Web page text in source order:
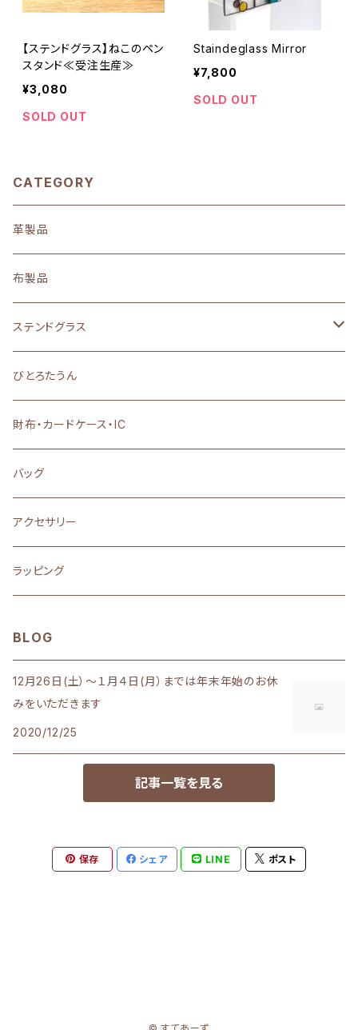
【ステンドグラス】ねこのペン
スタンド≪受注生産≫
¥3,080
SOLD OUT
Staindeglass Mirror
¥7,800
SOLD OUT
CATEGORY
革製品
布製品
ステンドグラス
置物・雑貨・小物
アクセサリー
びとろたうん
財布・カードケース・IC
バッグ
アクセサリー
ラッピング
BLOG
12月26日(土）～１月４日(月）までは年末年始のお休
みをいただきます
2020/12/25
記事一覧を見る
保存 シェア LINE ポスト